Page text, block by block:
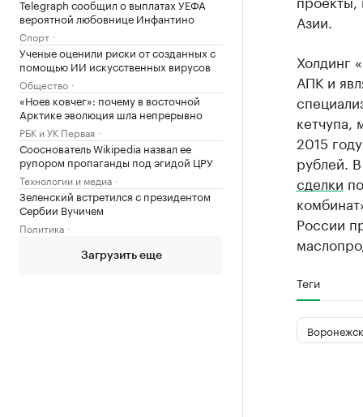
Telegraph сообщил о выплатах УЕФА
вероятной любовнице Инфантино
Спорт
Ученые оценили риски от созданных с
помощью ИИ искусственных вирусов
Общество
«Ноев ковчег»: почему в восточной
Арктике эволюция шла непрерывно
РБК и УК Первая
Сооснователь Wikipedia назвал ее
рупором пропаганды под эгидой ЦРУ
Технологии и медиа
Зеленский встретился с президентом
Сербии Вучичем
Политика
Загрузить еще
Азии.
Холдинг
АПК и
кетчупа,
2015
рублей.
сделки
России
Теги